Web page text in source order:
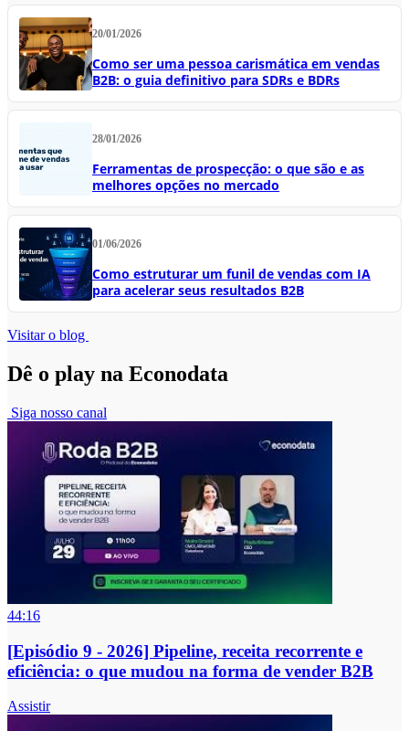
20/01/2026
Como ser uma pessoa carismática em vendas
B2B: o guia definitivo para SDRs e BDRs
28/01/2026
Ferramentas de prospecção: o que são e as
melhores opções no mercado
01/06/2026
Como estruturar um funil de vendas com IA
para acelerar seus resultados B2B
Visitar o blog
Dê o play na Econodata
Siga nosso canal
44:16
[Episódio 9 - 2026] Pipeline, receita recorrente e
eficiência: o que mudou na forma de vender B2B
Assistir